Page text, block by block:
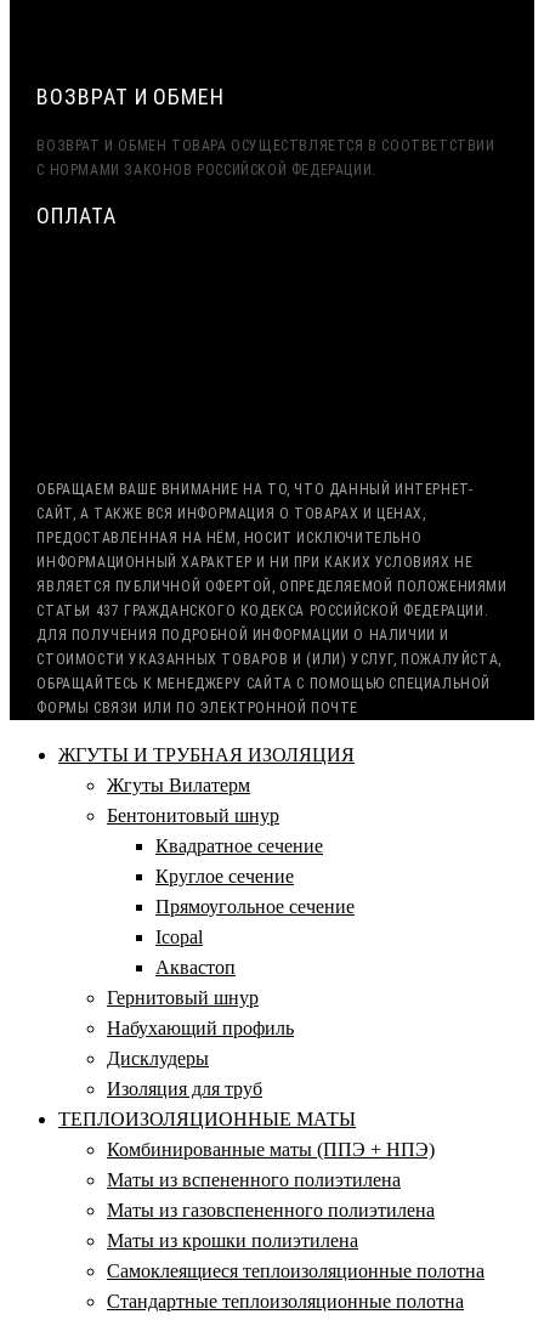
ВОЗВРАТ И ОБМЕН
ВОЗВРАТ И ОБМЕН ТОВАРА ОСУЩЕСТВЛЯЕТСЯ В СООТВЕТСТВИИ
С НОРМАМИ ЗАКОНОВ РОССИЙСКОЙ ФЕДЕРАЦИИ.
ОПЛАТА
ОБРАЩАЕМ ВАШЕ ВНИМАНИЕ НА ТО, ЧТО ДАННЫЙ ИНТЕРНЕТ-
САЙТ, А ТАКЖЕ ВСЯ ИНФОРМАЦИЯ О ТОВАРАХ И ЦЕНАХ,
ПРЕДОСТАВЛЕННАЯ НА НЁМ, НОСИТ ИСКЛЮЧИТЕЛЬНО
ИНФОРМАЦИОННЫЙ ХАРАКТЕР И НИ ПРИ КАКИХ УСЛОВИЯХ НЕ
ЯВЛЯЕТСЯ ПУБЛИЧНОЙ ОФЕРТОЙ, ОПРЕДЕЛЯЕМОЙ ПОЛОЖЕНИЯМИ
СТАТЬИ 437 ГРАЖДАНСКОГО КОДЕКСА РОССИЙСКОЙ ФЕДЕРАЦИИ.
ДЛЯ ПОЛУЧЕНИЯ ПОДРОБНОЙ ИНФОРМАЦИИ О НАЛИЧИИ И
СТОИМОСТИ УКАЗАННЫХ ТОВАРОВ И (ИЛИ) УСЛУГ, ПОЖАЛУЙСТА,
ОБРАЩАЙТЕСЬ К МЕНЕДЖЕРУ САЙТА С ПОМОЩЬЮ СПЕЦИАЛЬНОЙ
ФОРМЫ СВЯЗИ ИЛИ ПО ЭЛЕКТРОННОЙ ПОЧТЕ
ЖГУТЫ И ТРУБНАЯ ИЗОЛЯЦИЯ
Жгуты Вилатерм
Бентонитовый шнур
Квадратное сечение
Круглое сечение
Прямоугольное сечение
Icopal
Аквастоп
Гернитовый шнур
Набухающий профиль
Дисклудеры
Изоляция для труб
ТЕПЛОИЗОЛЯЦИОННЫЕ МАТЫ
Комбинированные маты (ППЭ + НПЭ)
Маты из вспененного полиэтилена
Маты из газовспененного полиэтилена
Маты из крошки полиэтилена
Самоклеящиеся теплоизоляционные полотна
Стандартные теплоизоляционные полотна